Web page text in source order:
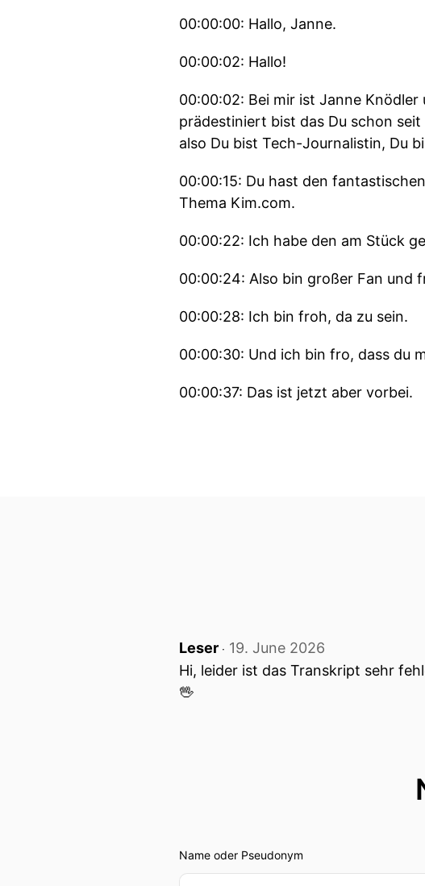
00:00:00: Hallo, Janne.
00:00:02: Hallo!
00:00:02: Bei mir ist Janne
prädestiniert bist das Du schon
also Du bist Tech-Journalistin, Du
00:00:15: Du hast den
Thema Kim.com.
00:00:22: Ich habe den am Stück
00:00:24: Also bin großer Fan und
00:00:28: Ich bin froh, da zu sein.
00:00:30: Und ich bin fro, dass du
00:00:37: Das ist jetzt aber vorbei.
00:00:46: Ja ich freu mich und ich
unterwegs, du bist auch in den
00:01:01: b hast aber den Vorteil
00:01:14: wie ist dein gefühl dazu
Leser ‧ 19. June 2026
Hi, leider ist das Transkript sehr
🖖
Name oder Pseudonym